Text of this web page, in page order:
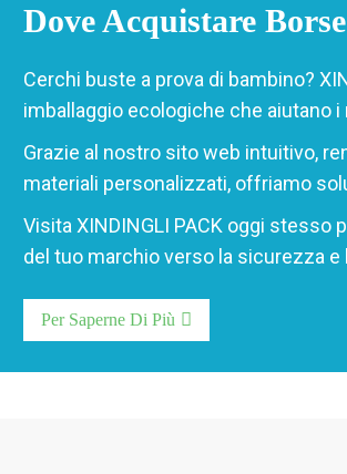
Dove Acquistare
Cerchi buste a prova di bambino?
imballaggio ecologiche che aiutano
Grazie al nostro sito web intuitivo,
materiali personalizzati, offriamo
Visita XINDINGLI PACK oggi
del tuo marchio verso la sicurezza e
Per Saperne Di Più